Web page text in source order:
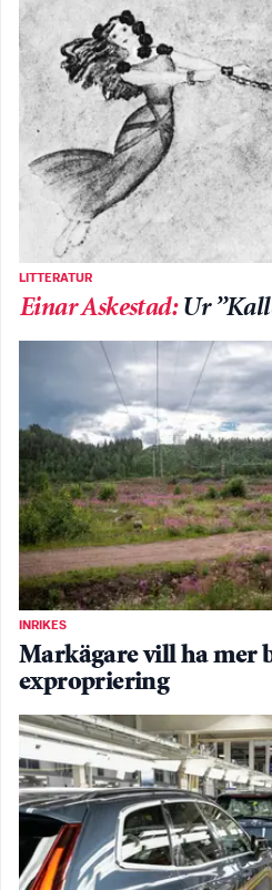
LITTERATUR
Einar Askestad: Ur
INRIKES
Markägare vill ha mer
expropriering